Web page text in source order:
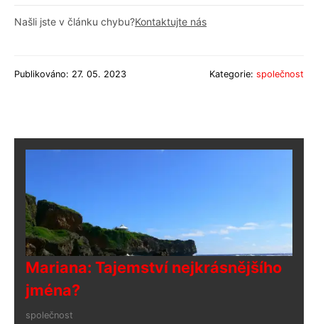
Našli jste v článku chybu?Kontaktujte nás
Publikováno: 27. 05. 2023 Kategorie: společnost
Mariana: Tajemství nejkrásnějšího
jména?
společnost